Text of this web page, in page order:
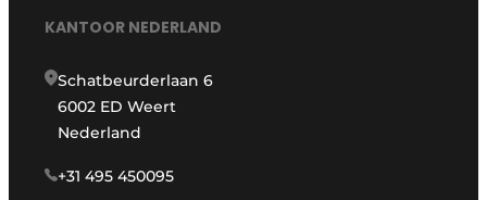
KANTOOR NEDERLAND
Schatbeurderlaan 6
6002 ED Weert
Nederland
+31 495 450095